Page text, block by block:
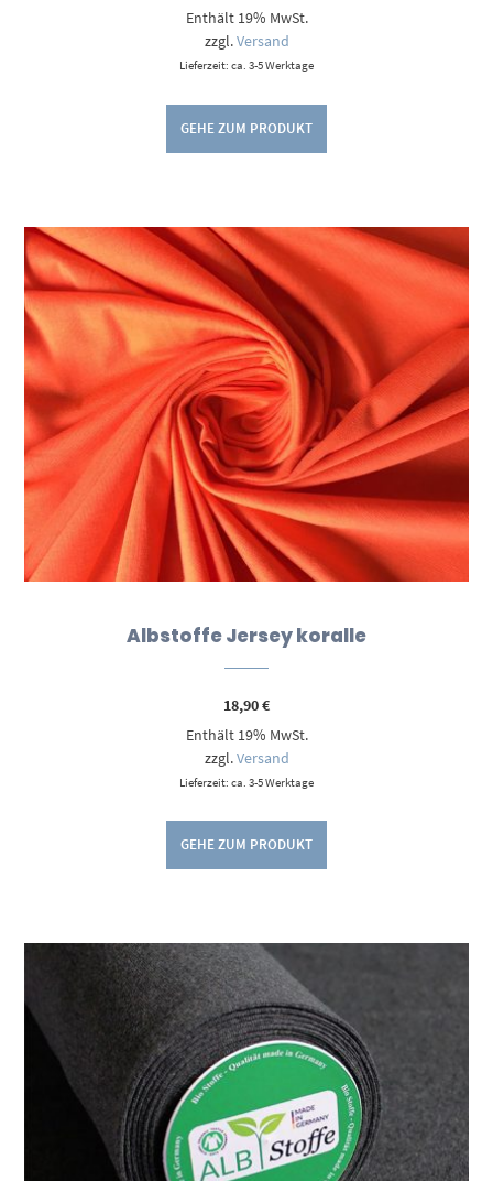
Enthält 19% MwSt.
zzgl.Versand
Lieferzeit: ca. 3-5 Werktage
GEHE ZUM PRODUKT
Albstoffe Jersey koralle
18,90€
Enthält 19% MwSt.
zzgl.Versand
Lieferzeit: ca. 3-5 Werktage
GEHE ZUM PRODUKT